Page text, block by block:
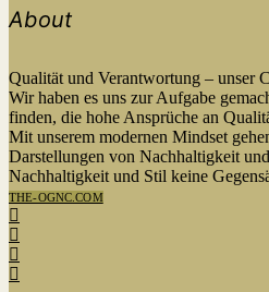
About
Qualität und Verantwortung – unser
Wir haben es uns zur Aufgabe
finden, die hohe Ansprüche an
Mit unserem modernen Mindset
Darstellungen von Nachhaltigkeit
Nachhaltigkeit und Stil keine
THE-OGNC.COM